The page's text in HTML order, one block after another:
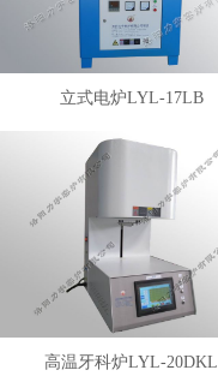
立式电炉LYL-17LB
高温牙科炉LYL-20DKL